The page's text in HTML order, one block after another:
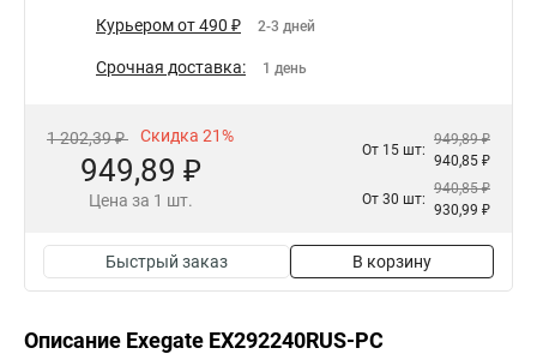
Курьером от 490 ₽ 2-3 дней
Срочная доставка: 1 день
1 202,39 ₽ Скидка 21%
949,89 ₽
Цена за 1 шт.
От 15 шт:
949,89 ₽
940,85 ₽
От 30 шт:
940,85 ₽
930,99 ₽
Быстрый заказ В корзину
Описание Exegate EX292240RUS-PC